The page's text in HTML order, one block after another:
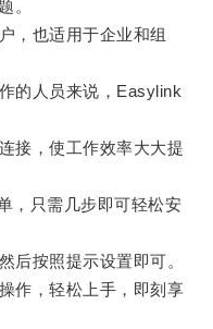
。
也适用于企业和组
人员来说，Easylink
，使工作效率大大提
只需几步即可轻松安
按照提示设置即可。
，轻松上手，即刻享